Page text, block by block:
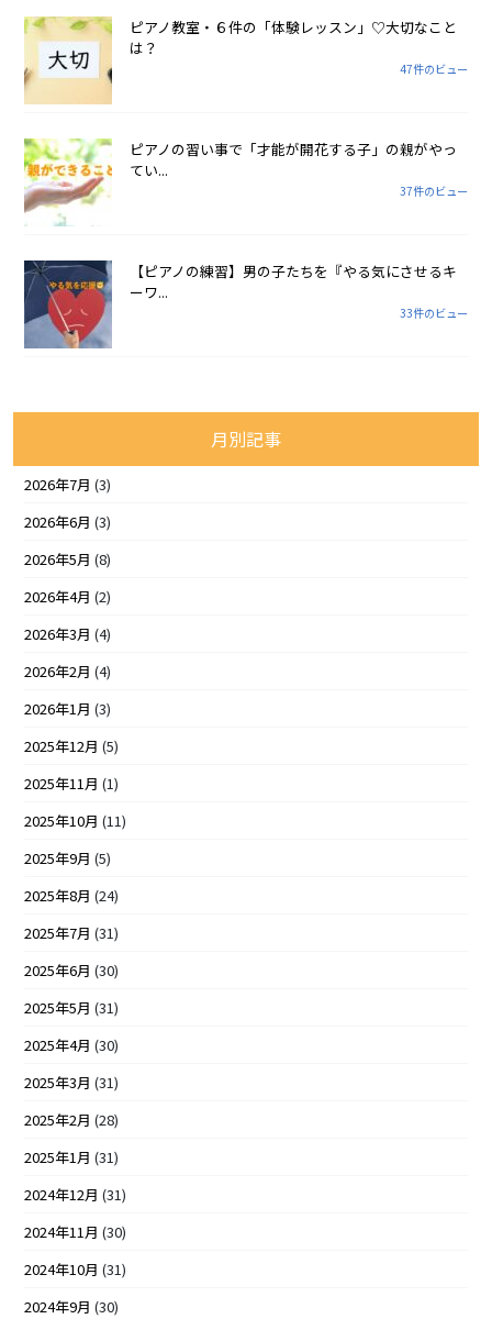
ピアノ教室・６件の「体験レッスン」♡大切なこと
は？
47件のビュー
ピアノの習い事で「才能が開花する子」の親がやっ
てい...
37件のビュー
【ピアノの練習】男の子たちを『やる気にさせるキ
ーワ...
33件のビュー
月別記事
2026年7月 (3)
2026年6月 (3)
2026年5月 (8)
2026年4月 (2)
2026年3月 (4)
2026年2月 (4)
2026年1月 (3)
2025年12月 (5)
2025年11月 (1)
2025年10月 (11)
2025年9月 (5)
2025年8月 (24)
2025年7月 (31)
2025年6月 (30)
2025年5月 (31)
2025年4月 (30)
2025年3月 (31)
2025年2月 (28)
2025年1月 (31)
2024年12月 (31)
2024年11月 (30)
2024年10月 (31)
2024年9月 (30)